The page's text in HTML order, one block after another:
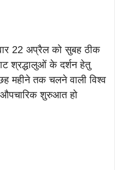
22 अप्रैल को सुबह ठीक
श्रद्धालुओं के दर्शन हेतु
महीने तक चलने वाली विश्व
औपचारिक शुरुआत हो